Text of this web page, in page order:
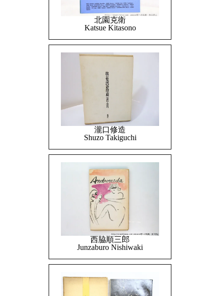
北園克衛
Katsue Kitasono
瀧口修造
Shuzo Takiguchi
西脇順三郎
Junzaburo Nishiwaki